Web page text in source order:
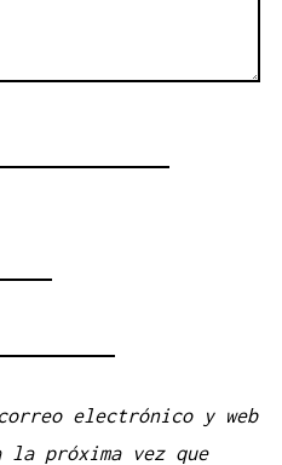
electrónico y web
la próxima vez que